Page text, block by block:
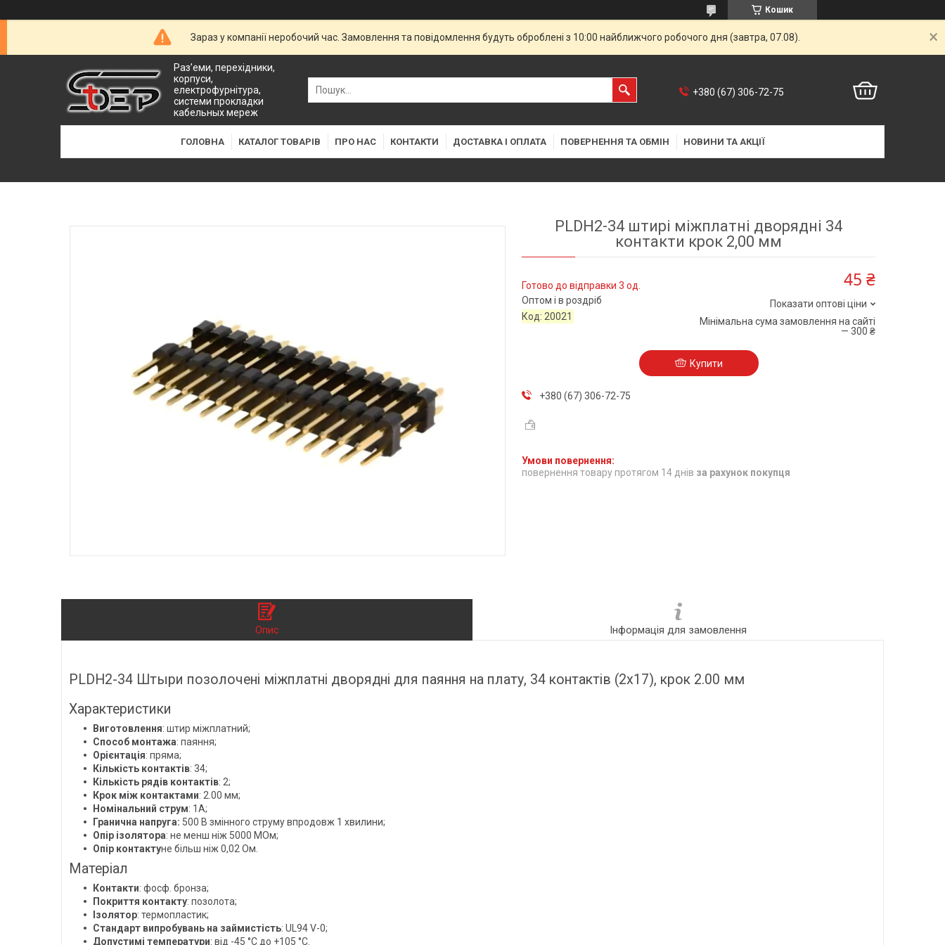
Кошик
Зараз у компанії неробочий час. Замовлення та повідомлення будуть оброблені з 10:00 найближчого робочого дня (завтра, 07.08).
Раз’еми, перехідники,
корпуси,
електрофурнітура,
системи прокладки
кабельных мереж
+380 (67) 306-72-75
ГОЛОВНА КАТАЛОГ ТОВАРІВ ПРО НАС КОНТАКТИ ДОСТАВКА І ОПЛАТА ПОВЕРНЕННЯ ТА ОБМІН НОВИНИ ТА АКЦІЇ
PLDH2-34 штирі міжплатні дворядні 34
контакти крок 2,00 мм
Готово до відправки 3 од.
Оптом і в роздріб
Код: 20021
45 ₴
Показати оптові ціни
Мінімальна сума замовлення на сайті
— 300 ₴
Купити
+380 (67) 306-72-75
повернення товару протягом 14 днів за рахунок покупця
Опис Інформація для замовлення
PLDH2-34 Штыри позолочені міжплатні дворядні для паяння на плату, 34 контактів (2х17), крок 2.00 мм
Характеристики
Виготовлення: штир міжплатний;
Способ монтажа: паяння;
Орієнтація: пряма;
Кількість контактів: 34;
Кількість рядів контактів: 2;
Крок між контактами: 2.00 мм;
Номінальний струм: 1A;
Гранична напруга: 500 В змінного струму впродовж 1 хвилини;
Опір ізолятора: не менш ніж 5000 МОм;
Опір контактуне більш ніж 0,02 Ом.
Матеріал
Контакти: фосф. бронза;
Покриття контакту: позолота;
Ізолятор: термопластик;
Стандарт випробувань на займистість: UL94 V-0;
Допустимі температури: від -45 °C до +105 °C.